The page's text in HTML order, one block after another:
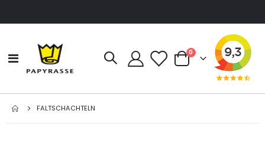
Navigation
umschalten
Cart
0Artikel
FALTSCHACHTELN